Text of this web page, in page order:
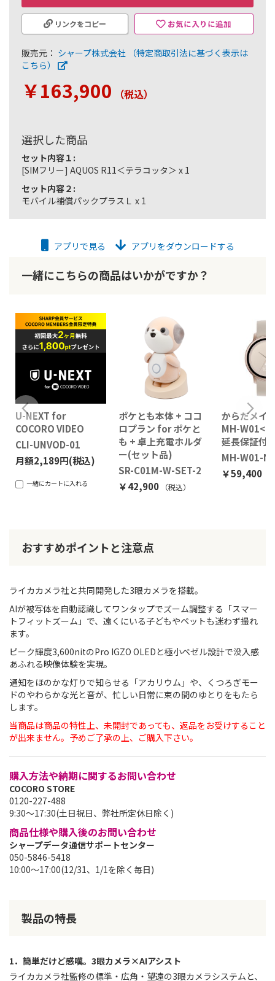
お気に入りに追加
リンクをコピー
販売元： シャープ株式会社
（特定商取引法に基づく表示は
こちら）
￥163,900 （税込）
選択した商品
セット内容１:
[SIMフリー] AQUOS R11＜テラコッタ＞ x 1
セット内容２:
モバイル補償パックプラスＬ x 1
アプリで見る アプリをダウンロードする
一緒にこちらの商品はいかがですか？
U-NEXT for
COCORO VIDEO
CLI-UNVOD-01
月額2,189円(税込)
一緒にカートに入れる
ポケとも本体 + ココ
ロプラン for ポケと
も + 卓上充電ホルダ
ー(セット品)
SR-C01M-W-SET-2
￥42,900
（税込）
からだメイ
MH-W01<
延長保証付
MH-W01-
￥59,400
おすすめポイントと注意点
ライカカメラ社と共同開発した3眼カメラを搭載。
AIが被写体を自動認識してワンタップでズーム調整する「スマー
トフィットズーム」で、遠くにいる子どもやペットも迷わず撮れ
ます。
ピーク輝度3,600nitのPro IGZO OLEDと極小ベゼル設計で没入感
あふれる映像体験を実現。
通知をほのかな灯りで知らせる「アカリウム」や、くつろぎモー
ドのやわらかな光と音が、忙しい日常に束の間のゆとりをもたら
します。
当商品は商品の特性上、未開封であっても、返品をお受けすること
が出来ません。予めご了承の上、ご購入下さい。
購入方法や納期に関するお問い合わせ
COCORO STORE
0120-227-488
9:30～17:30(土日祝日、弊社所定休日除く)
商品仕様や購入後のお問い合わせ
シャープデータ通信サポートセンター
050-5846-5418
10:00～17:00(12/31、1/1を除く毎日)
製品の特長
1．簡単だけど感嘆。3眼カメラ×AIアシスト
ライカカメラ社監修の標準・広角・望遠の3眼カメラシステムと、